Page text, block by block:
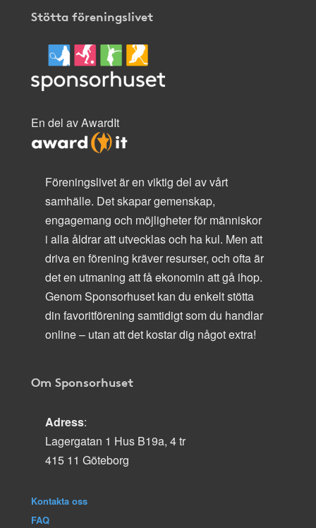
Stötta föreningslivet
En del av AwardIt
Föreningslivet är en viktig del av vårt
samhälle. Det skapar gemenskap,
engagemang och möjligheter för människor
i alla åldrar att utvecklas och ha kul. Men att
driva en förening kräver resurser, och ofta är
det en utmaning att få ekonomin att gå ihop.
Genom Sponsorhuset kan du enkelt stötta
din favoritförening samtidigt som du handlar
online – utan att det kostar dig något extra!
Om Sponsorhuset
Adress:
Lagergatan 1 Hus B19a, 4 tr
415 11 Göteborg
Kontakta oss
FAQ